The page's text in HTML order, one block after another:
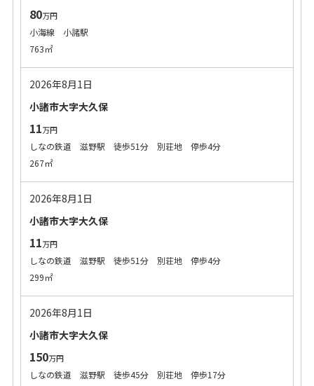
80万円
小海線 小諸駅
763㎡
2026年8月1日
小諸市大字大久保
11万円
しなの鉄道 滋野駅 徒歩51分 別荘地 停歩4分
267㎡
2026年8月1日
小諸市大字大久保
11万円
しなの鉄道 滋野駅 徒歩51分 別荘地 停歩4分
299㎡
2026年8月1日
小諸市大字大久保
150万円
しなの鉄道 滋野駅 徒歩45分 別荘地 停歩17分